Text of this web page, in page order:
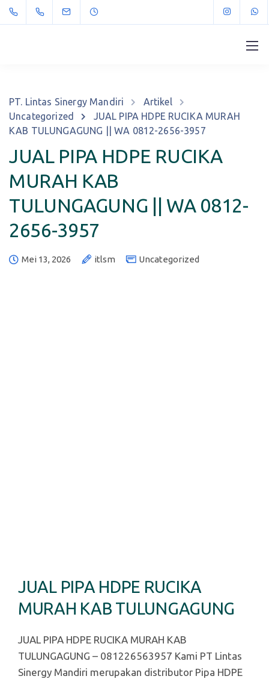
PT. Lintas Sinergy Mandiri
Artikel
Uncategorized
JUAL PIPA HDPE RUCIKA MURAH
KAB TULUNGAGUNG || WA 0812-2656-3957
JUAL PIPA HDPE RUCIKA
MURAH KAB
TULUNGAGUNG || WA 0812-
2656-3957
Mei 13, 2026 itlsm Uncategorized
JUAL PIPA HDPE RUCIKA
MURAH KAB TULUNGAGUNG
JUAL PIPA HDPE RUCIKA MURAH KAB
TULUNGAGUNG – 081226563957 Kami PT Lintas
Sinergy Mandiri merupakan distributor Pipa HDPE